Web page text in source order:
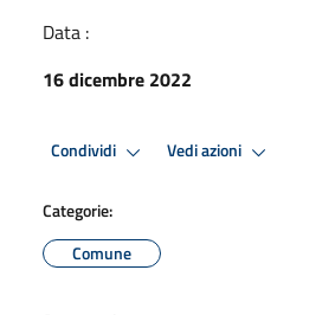
Data :
16 dicembre 2022
Condividi Vedi azioni
Categorie:
Comune